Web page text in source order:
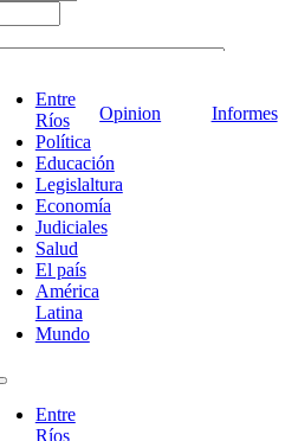
Entre
Ríos
Política
Educación
Legislaltura
Economía
Judiciales
Salud
El país
América
Latina
Mundo
Entre
Ríos
Opinion Informes
contacto!